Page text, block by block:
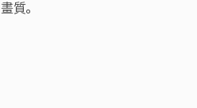
畫質。